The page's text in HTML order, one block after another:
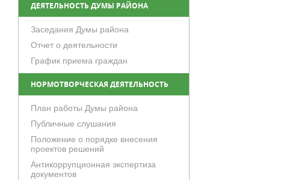
ДЕЯТЕЛЬНОСТЬ ДУМЫ РАЙОНА
Заседания Думы района
Отчет о деятельности
График приема граждан
НОРМОТВОРЧЕСКАЯ ДЕЯТЕЛЬНОСТЬ
План работы Думы района
Публичные слушания
Положение о порядке внесения
проектов решений
Антикоррупционная экспертиза
документов